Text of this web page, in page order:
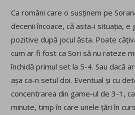
Ca români care o susținem pe
decenii încoace, că asta-i situația,
pozitive după jocul ăsta. Poate
cum ar fi fost ca Sori să nu rateze
închidă primul set la 5-4. Sau dacă
așa ca-n setul doi. Eventual și cu
concentrarea din game-ul de 3-1,
minute, timp în care unele țări în